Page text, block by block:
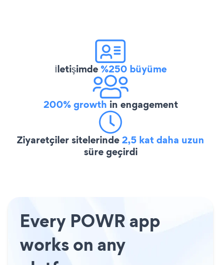
İletişimde%250 büyüme
200% growth in engagement
Ziyaretçiler sitelerinde2,5 kat daha uzun
süre geçirdi
Every POWR app
works on any